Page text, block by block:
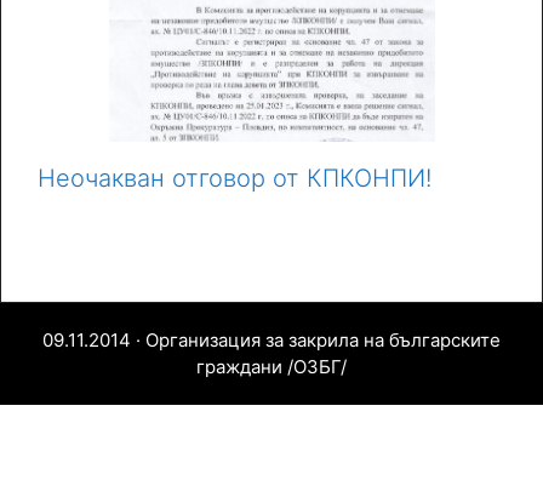
Неочакван отговор от КПКОНПИ!
09.11.2014 · Организация за закрила на българските
граждани /ОЗБГ/